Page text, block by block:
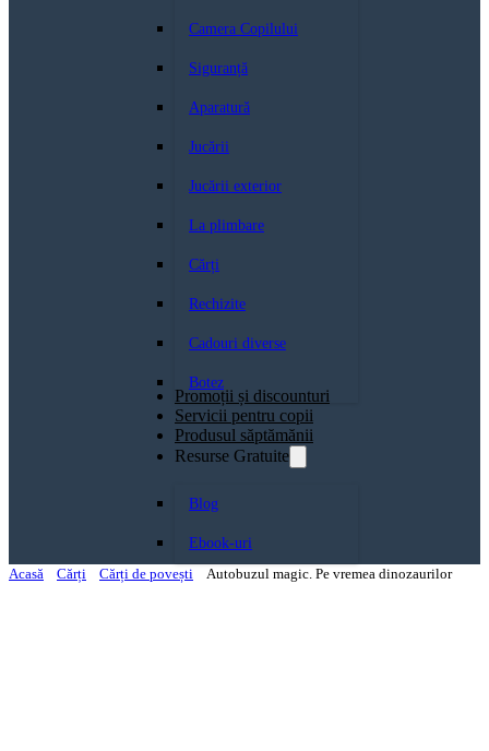
Camera Copilului
Siguranță
Aparatură
Jucării
Jucării exterior
La plimbare
Cărți
Rechizite
Cadouri diverse
Botez
Promoții și discounturi
Servicii pentru copii
Produsul săptămănii
Resurse Gratuite
Blog
Ebook-uri
Acasă
Cărți Cărți de povești Autobuzul magic. Pe vremea dinozaurilor